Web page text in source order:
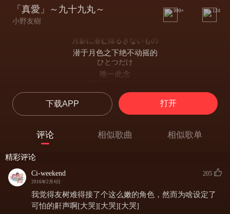
「真愛」～九十九丸～
小野友樹
999+ 124
月影に潜む揺るぎないもの
潜于月色之下绝不动摇的
ひとつだけ
唯一此念
现实交错的刹那
銀竹の様に
宛若银竹一般
突然刺痛心头
あの時の一朶があれども
是那时的花朵（如今花虽在）
下载APP 打开
评论 相似歌曲 相似歌单
精彩评论
Ci-weekend
2016年2月4日
205
我觉得友树难得接了个这么嫩的角色，然而为啥设定了
可怕的鼾声啊[大哭][大哭][大哭]